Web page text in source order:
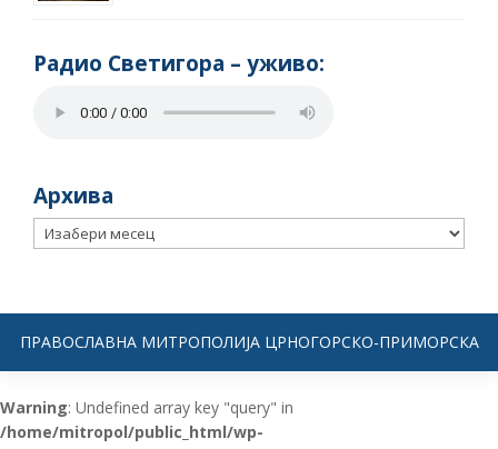
Радио Светигора – yживо:
Архива
Архива
ПРАВОСЛАВНА МИТРОПОЛИЈА ЦРНОГОРСКО-ПРИМОРСКА
Warning: Undefined array key "query" in
/home/mitropol/public_html/wp-